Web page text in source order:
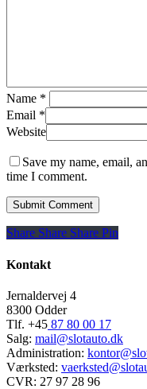
Name *
Email *
Website
Save my name, email,
time I comment.
Share
Share Share Share Pin
Kontakt
Jernaldervej 4
8300 Odder
Tlf. +45 87 80 00 17
Salg: mail@slotauto.dk
Administration:
Værksted:
CVR: 27 97 28 96